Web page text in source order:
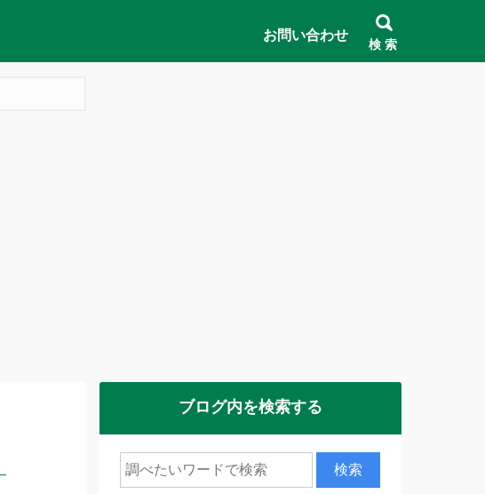
お問い合わせ
検 索
ブログ内を検索する